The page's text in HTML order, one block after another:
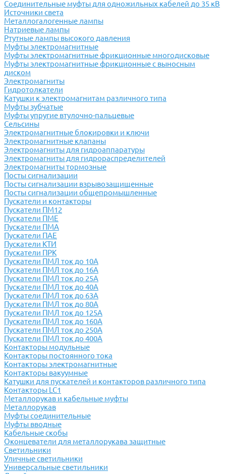
Соединительные муфты для одножильных кабелей до 35 кВ
Источники света
Металлогалогенные лампы
Натриевые лампы
Ртутные лампы высокого давления
Муфты электромагнитные
Муфты электромагнитные фрикционные многодисковые
Муфты электромагнитные фрикционные с выносным
диском
Электромагниты
Гидротолкатели
Катушки к электромагнитам различного типа
Муфты зубчатые
Муфты упругие втулочно-пальцевые
Сельсины
Электромагнитные блокировки и ключи
Электромагнитные клапаны
Электромагниты для гидроаппаратуры
Электромагниты для гидрораспределителей
Электромагниты тормозные
Посты сигнализации
Посты сигнализации взрывозащищенные
Посты сигнализации общепромышленные
Пускатели и контакторы
Пускатели ПМ12
Пускатели ПМЕ
Пускатели ПМА
Пускатели ПАЕ
Пускатели КТИ
Пускатели ПРК
Пускатели ПМЛ ток до 10А
Пускатели ПМЛ ток до 16А
Пускатели ПМЛ ток до 25А
Пускатели ПМЛ ток до 40А
Пускатели ПМЛ ток до 63А
Пускатели ПМЛ ток до 80А
Пускатели ПМЛ ток до 125А
Пускатели ПМЛ ток до 160А
Пускатели ПМЛ ток до 250А
Пускатели ПМЛ ток до 400А
Контакторы модульные
Контакторы постоянного тока
Контакторы электромагнитные
Контакторы вакуумные
Катушки для пускателей и контакторов различного типа
Контакторы LC1
Металлорукав и кабельные муфты
Металлорукав
Муфты соединительные
Муфты вводные
Кабельные скобы
Оконцеватели для металлорукава защитные
Светильники
Уличные светильники
Универсальные светильники